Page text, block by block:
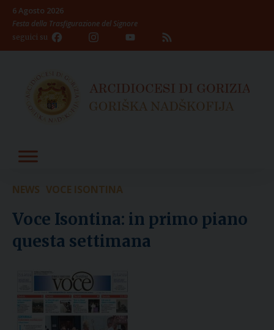
Skip
content
6 Agosto 2026
Festa della Trasfigurazione del Signore
seguici su Facebook InstagramYouTube
Channel
NEWS VOCE ISONTINA
Voce Isontina: in primo piano
questa settimana